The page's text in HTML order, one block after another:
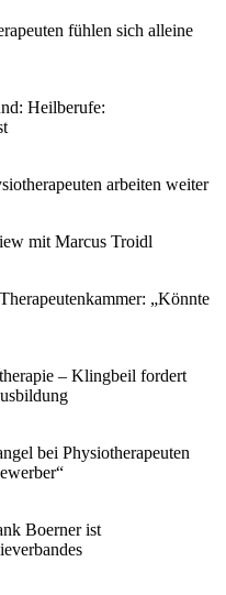
fühlen sich alleine
Heilberufe:
arbeiten weiter
mit Marcus Troidl
„Könnte
– Klingbeil fordert
bei Physiotherapeuten
Boerner ist